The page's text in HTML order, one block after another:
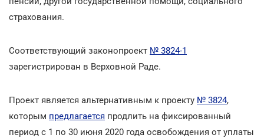
страхования.
Соответствующий законопроект № 3824-1
зарегистрирован в Верховной Раде.
Проект является альтернативным к проекту № 3824,
которым предлагается продлить на фиксированный
период с 1 по 30 июня 2020 года освобождения от уплаты